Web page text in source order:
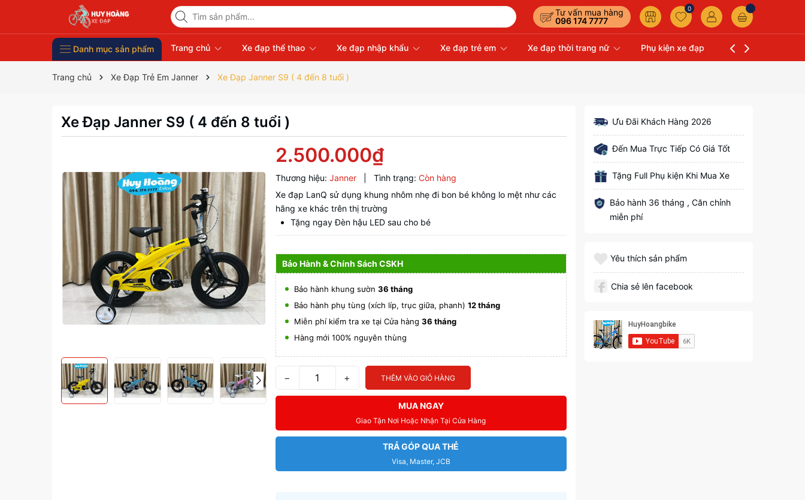
Tư vấn mua hàng
096 174 7777
0
Danh mục sản phẩm Trang chủ Xe đạp thể thao Xe đạp nhập khẩu Xe đạp trẻ em Xe đạp thời trang nữ Phụ kiện xe đạp Liên hệ
Trang chủ Xe Đạp Trẻ Em Janner Xe Đạp Janner S9 ( 4 đến 8 tuổi )
Xe Đạp Janner S9 ( 4 đến 8 tuổi )
2.500.000₫
Thương hiệu: Janner Tình trạng: Còn hàng
Xe đạp LanQ sử dụng khung nhôm nhẹ đi bon bé không lo mệt như các
hãng xe khác trên thị trường
Tặng ngay Đèn hậu LED sau cho bé
Bảo Hành & Chính Sách CSKH
Bảo hành khung sườn 36 tháng
Bảo hành phụ tùng (xích líp, trục giữa, phanh) 12 tháng
Miễn phí kiểm tra xe tại Cửa hàng 36 tháng
Hàng mới 100% nguyên thùng
− + THÊM VÀO GIỎ HÀNG
MUA NGAY
Giao Tận Nơi Hoặc Nhận Tại Cửa Hàng
TRẢ GÓP QUA THẺ
Visa, Master, JCB
Ưu Đãi Khách Hàng 2026
Đến Mua Trực Tiếp Có Giá Tốt
Tặng Full Phụ kiện Khi Mua Xe
Bảo hành 36 tháng , Căn chỉnh
miễn phí
Yêu thích sản phẩm
Chia sẻ lên facebook